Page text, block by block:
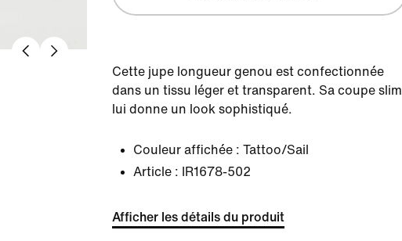
Cette jupe longueur genou est confectionnée
dans un tissu léger et transparent. Sa coupe slim
lui donne un look sophistiqué.
Couleur affichée : Tattoo/Sail
Article :
IR1678-502
Afficher les détails du produit